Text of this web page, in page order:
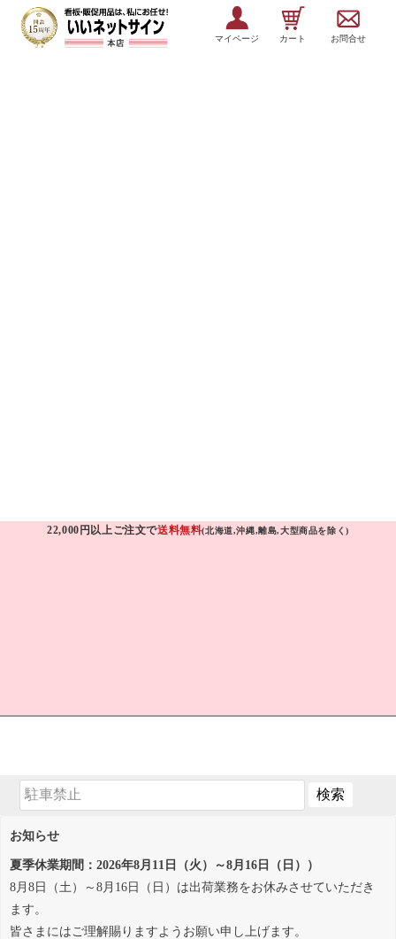
マイページ カート お問合せ
22,000円以上ご注文で送料無料(北海道,沖縄,離島,大型商品を除く)
お知らせ
夏季休業期間：2026年8月11日（火）～8月16日（日））
8月8日（土）～8月16日（日）は出荷業務をお休みさせていただき
ます。
皆さまにはご理解賜りますようお願い申し上げます。